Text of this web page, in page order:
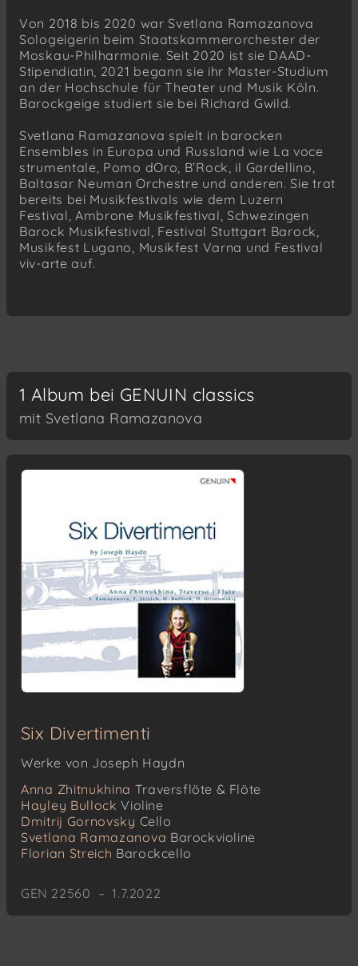
Von 2018 bis 2020 war Svetlana Ramazanova
Sologeigerin beim Staatskammerorchester der
Moskau-Philharmonie. Seit 2020 ist sie DAAD-
Stipendiatin, 2021 begann sie ihr Master-Studium
an der Hochschule für Theater und Musik Köln.
Barockgeige studiert sie bei Richard Gwild.
Svetlana Ramazanova spielt in barocken
Ensembles in Europa und Russland wie La voce
strumentale, Pomo dOro, B’Rock, il Gardellino,
Baltasar Neuman Orchestre und anderen. Sie trat
bereits bei Musikfestivals wie dem Luzern
Festival, Ambrone Musikfestival, Schwezingen
Barock Musikfestival, Festival Stuttgart Barock,
Musikfest Lugano, Musikfest Varna und Festival
viv-arte auf.
1 Album bei GENUIN classics
mit Svetlana Ramazanova
Six Divertimenti
Werke von Joseph Haydn
Anna Zhitnukhina Traversflöte & Flöte
Hayley Bullock Violine
Dmitrij Gornovsky Cello
Svetlana Ramazanova Barockvioline
Florian Streich Barockcello
GEN 22560 – 1.7.2022